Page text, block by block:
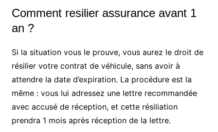
Comment resilier assurance avant 1
an ?
Si la situation vous le prouve, vous aurez le droit de
résilier votre contrat de véhicule, sans avoir à
attendre la date d’expiration. La procédure est la
même : vous lui adressez une lettre recommandée
avec accusé de réception, et cette résiliation
prendra 1 mois après réception de la lettre.